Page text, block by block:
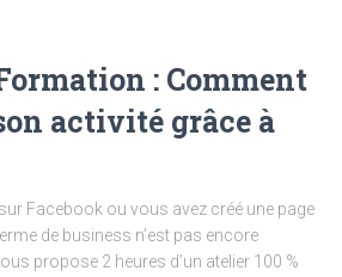
: Comment
activité grâce à
Facebook ou vous avez créé une page
de business n’est pas encore
propose 2 heures d’un atelier 100 %